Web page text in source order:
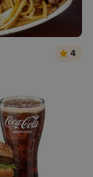
4